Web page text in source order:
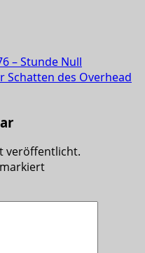
– Stunde Null
Schatten des Overhead
veröffentlicht.
markiert